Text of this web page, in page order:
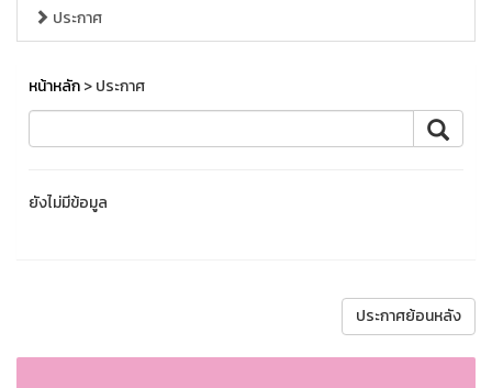
ประกาศ
หน้าหลัก> ประกาศ
ยังไม่มีข้อมูล
ประกาศย้อนหลัง